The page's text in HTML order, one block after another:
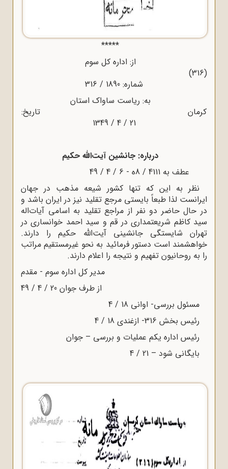
*****
از: اداره کل سوم
(316)
شماره: 1890 / 316
به: ریاست ساواک استان
کرمان تاریخ:
21 / 4 / 1349
درباره: جانشین آیت‌الله حکیم
عطف به 4111 / 8ه‌ - 6 / 4 / 49
نظر به این که تنها کشور شیعه مذهب در جهان
ایرانست لذا طبعاً بایستی مرجع تقلید نیز در ایران باشد و
در حال حاضر دو نفر از مراجع تقلید به اسامی آیات‌اله
سید کاظم شریعتمداری در قم و سید احمد خوانساری در
تهران شایستگی جانشینی آیت‌الله حکیم را دارند.
خواهشمند است دستور فرمائید به نحو غیرمستقیم مراتب
را به روحانیون تفهیم و نتیجه را اعلام دارند.
مدیر کل اداره سوم - مقدم
از طرف جوان 20 / 4 / 49
مسئول بررسی- اوانی 18 / 4
رئیس بخش 316- ازغندی 18 / 4
رئیس اداره یکم عملیات و بررسی – جوان
بایگانی شود – 21 / 4